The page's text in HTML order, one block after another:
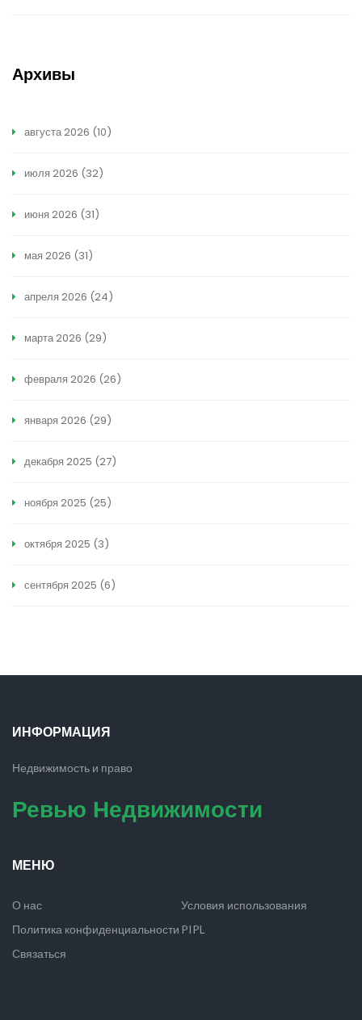
Архивы
августа 2026 (10)
июля 2026 (32)
июня 2026 (31)
мая 2026 (31)
апреля 2026 (24)
марта 2026 (29)
февраля 2026 (26)
января 2026 (29)
декабря 2025 (27)
ноября 2025 (25)
октября 2025 (3)
сентября 2025 (6)
ИНФОРМАЦИЯ
Недвижимость и право
Ревью Недвижимости
МЕНЮ
О нас
Условия использования
Политика конфиденциальности PIPL
Связаться